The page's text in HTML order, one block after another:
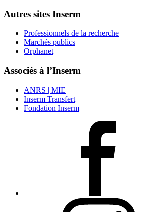
Autres sites Inserm
Professionnels de la recherche
Marchés publics
Orphanet
Associés à l’Inserm
ANRS | MIE
Inserm Transfert
Fondation Inserm